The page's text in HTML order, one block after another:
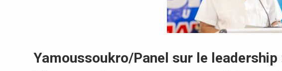
Yamoussoukro/Panel sur le